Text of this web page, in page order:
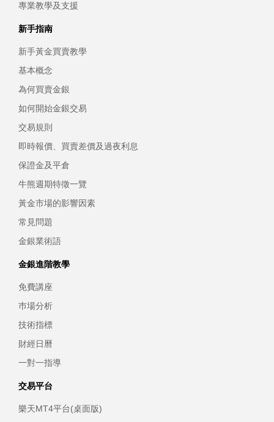
專業教學及支援
新手指南
新手黃金買賣教學
基本概念
為何買賣金銀
如何開始金銀交易
交易規則
即時報價、買賣差價及過夜利息
保證金及平倉
牛熊週期特徵一覽
黃金市場的影響因素
常見問題
金銀業術語
金銀進階教學
免費講座
巿場分析
技術指標
財經日曆
一對一指導
交易平台
樂天MT4平台(桌面版)